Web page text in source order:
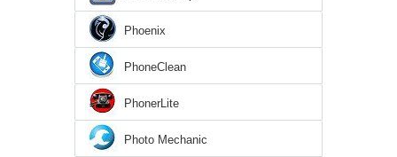
Phoenix
PhoneClean
PhonerLite
Photo Mechanic